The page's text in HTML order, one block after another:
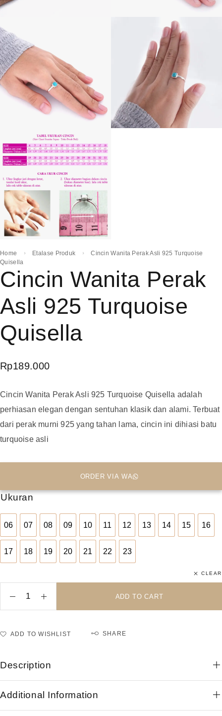
Home Etalase Produk
Cincin Wanita Perak Asli 925 Turquoise
Quisella
Cincin Wanita Perak
Asli 925 Turquoise
Quisella
Rp189.000
Cincin Wanita Perak Asli 925 Turquoise Quisella adalah
perhiasan elegan dengan sentuhan klasik dan alami. Terbuat
dari perak murni 925 yang tahan lama, cincin ini dihiasi batu
turquoise asli
ORDER VIA WA
Ukuran
06
06
07
07
08
08
09
09
10
10
11
11
12
12
13
13
14
14
15
15
16
16
17
17
18
18
19
19
20
20
21
21
22
22
23
23
CLEAR
ADD TO CART
ADD TO WISHLIST SHARE
Description
Additional Information